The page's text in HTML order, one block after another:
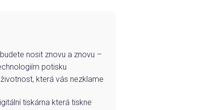
nosit znovu a znovu –
potisku
která vás nezklame
tiskárna která tiskne